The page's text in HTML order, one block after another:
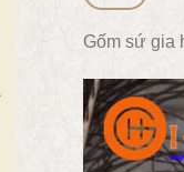
Gốm sứ gia